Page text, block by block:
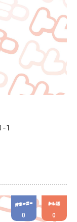
1
0 0